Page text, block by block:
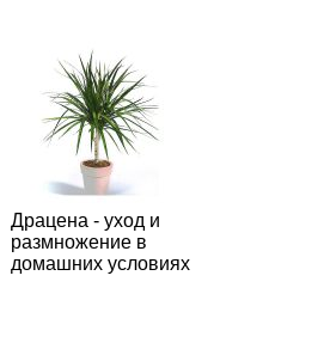
Драцена - уход и
размножение в
домашних условиях